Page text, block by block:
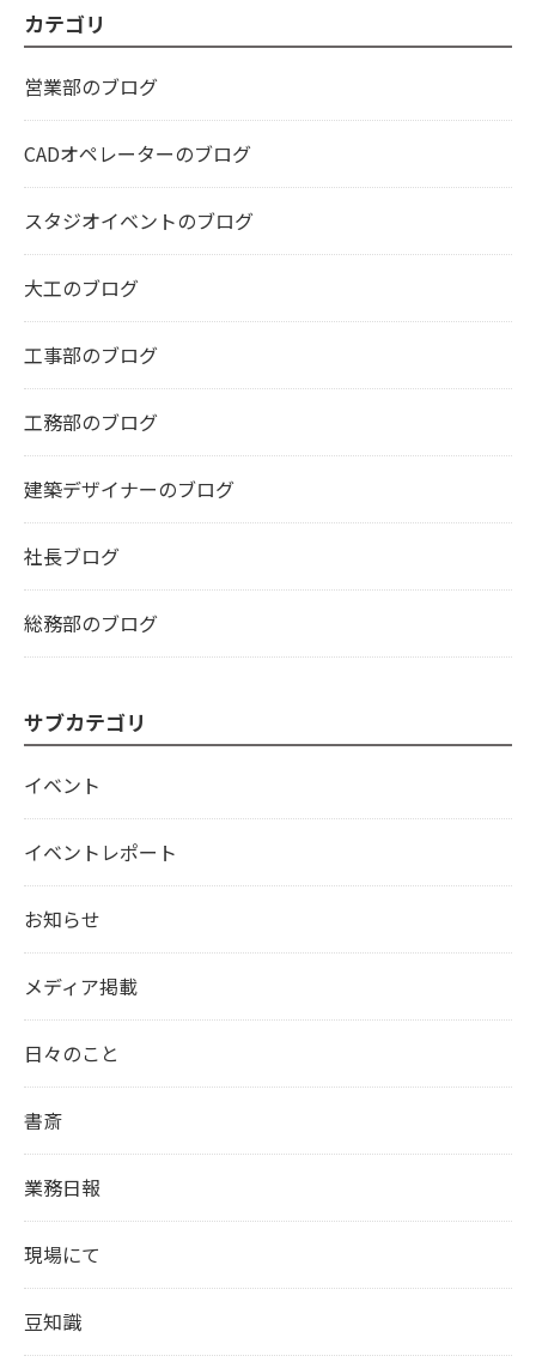
カテゴリ
営業部のブログ
CADオペレーターのブログ
スタジオイベントのブログ
大工のブログ
工事部のブログ
工務部のブログ
建築デザイナーのブログ
社長ブログ
総務部のブログ
サブカテゴリ
イベント
イベントレポート
お知らせ
メディア掲載
日々のこと
書斎
業務日報
現場にて
豆知識